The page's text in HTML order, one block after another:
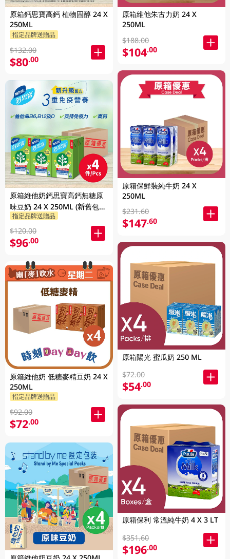
原箱鈣思寶高鈣 植物固醇 24 X
250ML
指定品牌送贈品
$132.00
$80.00
原箱維他奶鈣思寶高鈣無糖原
味豆奶 24 X 250ML (新舊包裝
隨機發貨)
指定品牌送贈品
$120.00
$96.00
原箱維他奶 低糖麥精豆奶 24 X
250ML
指定品牌送贈品
$92.00
$72.00
原箱維他朱古力奶 24 X
250ML
$188.00
$104.00
原箱保鮮裝純牛奶 24 X
250ML
$231.60
$147.60
原箱陽光 蜜瓜奶 250 ML
$72.00
$54.00
原箱保利 常溫純牛奶 4 X 3 LT
$351.60
$196.00